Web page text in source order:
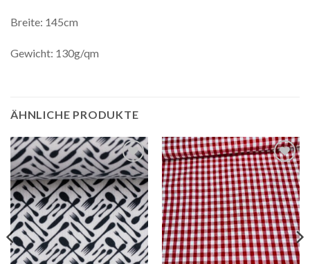
Breite: 145cm
Gewicht: 130g/qm
ÄHNLICHE PRODUKTE
Auf die
Wunschliste
Auf die
Wunschliste